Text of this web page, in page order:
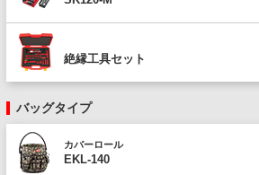
絶縁工具セット
バッグタイプ
カバーロール
EKL-140